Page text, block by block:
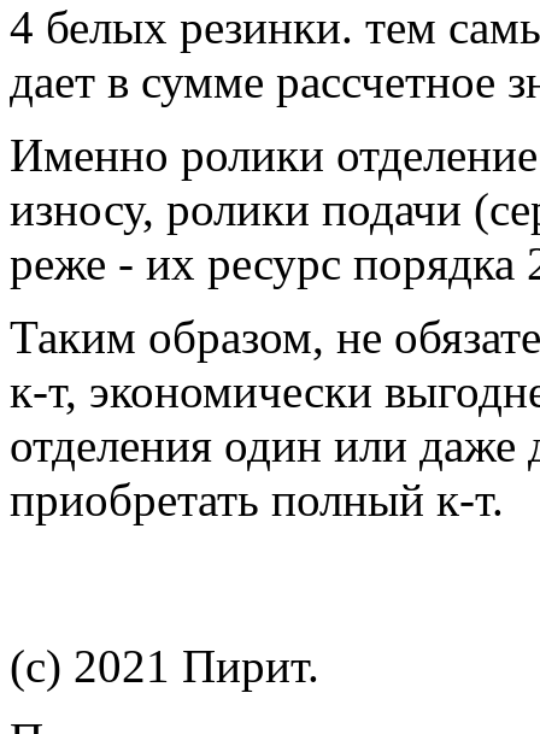
4 белых резинки. тем
дает в сумме рассчетное
Именно ролики
износу, ролики подачи
реже - их ресурс порядка
Таким образом, не
к-т, экономически
отделения один или даже
приобретать полный к-т.
(c) 2021 Пирит.